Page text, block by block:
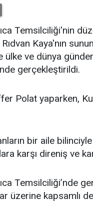
Temsilciliği'nin
Kaya'nın
ülke ve dünya
gerçekleştirildi.
Polat yaparken,
bir aile
karşı direniş ve
Temsilciliği’nde
üzerine kapsamlı